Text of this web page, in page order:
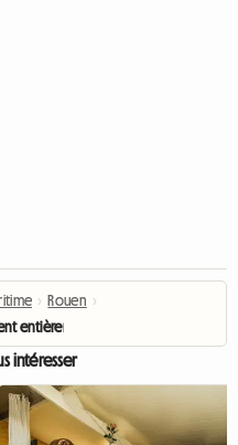
› Rouen ›
entièrement rénové
intéresser